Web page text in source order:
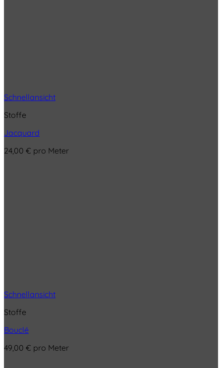
Schnellansicht
Stoffe
Jacquard
24,00 € pro Meter
Schnellansicht
Stoffe
Bouclé
49,00 € pro Meter